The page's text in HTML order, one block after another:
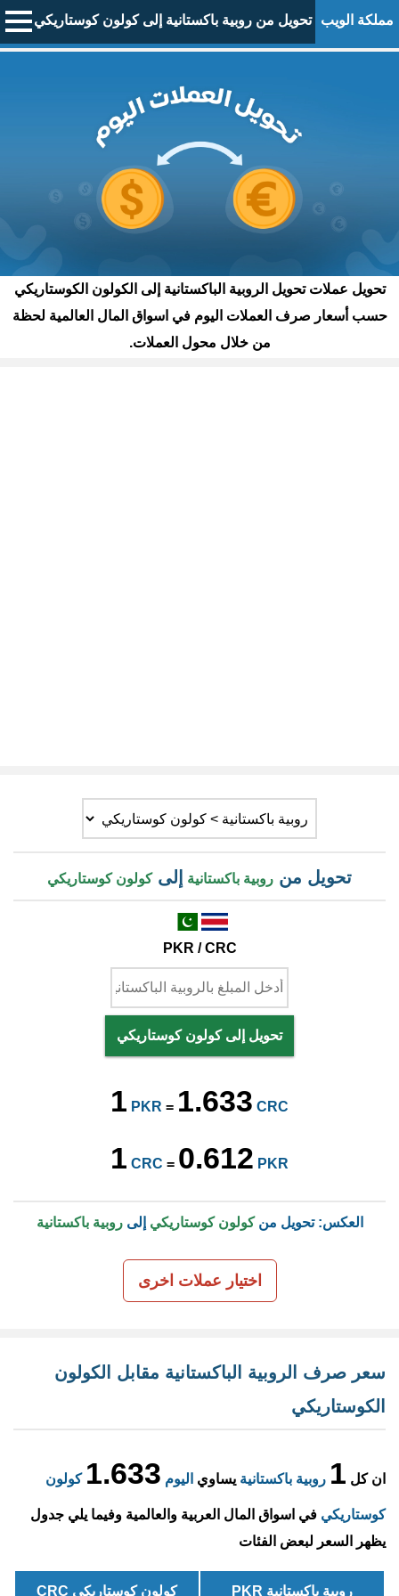
مملكة الويب تحويل من روبية باكستانية إلى كولون كوستاريكي
تحويل عملات تحويل الروبية الباكستانية إلى الكولون الكوستاريكي
حسب أسعار صرف العملات اليوم في اسواق المال العالمية لحظة
من خلال محول العملات.
تحويل من روبية باكستانية إلىكولون كوستاريكي
PKR / CRC
تحويل إلى كولون كوستاريكي
1 PKR = 1.633 CRC
1 CRC = 0.612 PKR
العكس: تحويل منكولون كوستاريكي إلىروبية باكستانية
اختيار عملات اخرى
سعر صرف الروبية الباكستانية مقابل الكولون
الكوستاريكي
ان كل 1 روبية باكستانية يساوي اليوم 1.633 كولون
كوستاريكي في اسواق المال العربية والعالمية وفيما يلي جدول
يظهر السعر لبعض الفئات
روبية باكستانية PKR كولون كوستاريكي CRC